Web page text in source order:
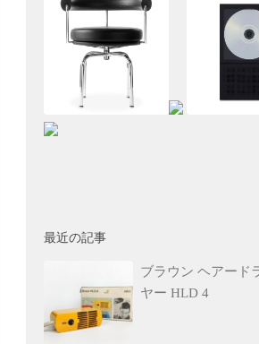
最近の記事
ブラウン ヘアード
ヤー HLD 4